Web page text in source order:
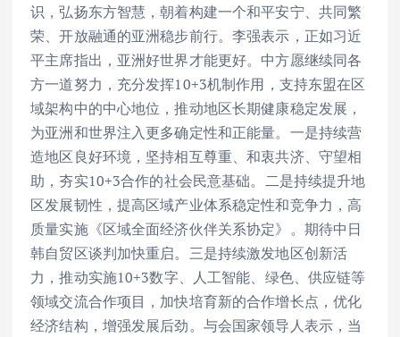
识，弘扬东方智慧，朝着构建一个和平安宁、共同繁
荣、开放融通的亚洲稳步前行。李强表示，正如习近
平主席指出，亚洲好世界才能更好。中方愿继续同各
方一道努力，充分发挥10+3机制作用，支持东盟在区
域架构中的中心地位，推动地区长期健康稳定发展，
为亚洲和世界注入更多确定性和正能量。一是持续营
造地区良好环境，坚持相互尊重、和衷共济、守望相
助，夯实10+3合作的社会民意基础。二是持续提升地
区发展韧性，提高区域产业体系稳定性和竞争力，高
质量实施《区域全面经济伙伴关系协定》。期待中日
韩自贸区谈判加快重启。三是持续激发地区创新活
力，推动实施10+3数字、人工智能、绿色、供应链等
领域交流合作项目，加快培育新的合作增长点，优化
经济结构，增强发展后劲。与会国家领导人表示，当